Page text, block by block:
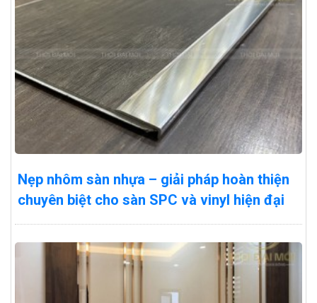
Nẹp nhôm sàn nhựa – giải pháp hoàn thiện
chuyên biệt cho sàn SPC và vinyl hiện đại